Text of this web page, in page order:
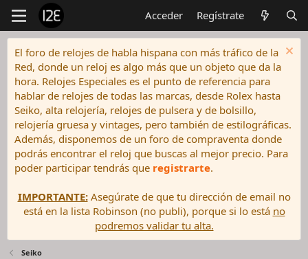
Acceder Regístrate
El foro de relojes de habla hispana con más tráfico de la
Red, donde un reloj es algo más que un objeto que da la
hora. Relojes Especiales es el punto de referencia para
hablar de relojes de todas las marcas, desde Rolex hasta
Seiko, alta relojería, relojes de pulsera y de bolsillo,
relojería gruesa y vintages, pero también de estilográficas.
Además, disponemos de un foro de compraventa donde
podrás encontrar el reloj que buscas al mejor precio. Para
poder participar tendrás que registrarte.
IMPORTANTE:Asegúrate de que tu dirección de email no
está en la lista Robinson (no publi), porque si lo está no
podremos validar tu alta.
Seiko